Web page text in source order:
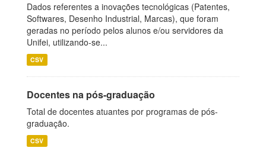
Dados referentes a inovações tecnológicas (Patentes,
Softwares, Desenho Industrial, Marcas), que foram
geradas no período pelos alunos e/ou servidores da
Unifei, utilizando-se...
CSV
Docentes na pós-graduação
Total de docentes atuantes por programas de pós-
graduação.
CSV